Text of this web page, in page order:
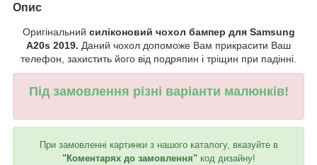
Опис
Оригінальний силіконовий чохол бампер для Samsung
A20s 2019. Даний чохол допоможе Вам прикрасити Ваш
телефон, захистить його від подряпин і тріщин при падінні.
Під замовлення різні варіанти малюнків!
При замовленні картинки з нашого каталогу, вказуйте в
"Коментарях до замовлення"код дизайну!